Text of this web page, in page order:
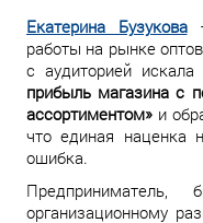
Екатерина Бузукова–
работы на рынке
с аудиторией
прибыль магазина с
ассортиментом» и
что единая наценка
ошибка.
Предприниматель,
организационному